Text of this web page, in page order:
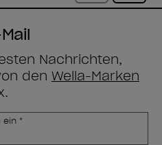
Nachrichten,
den Wella-Marken
ein *